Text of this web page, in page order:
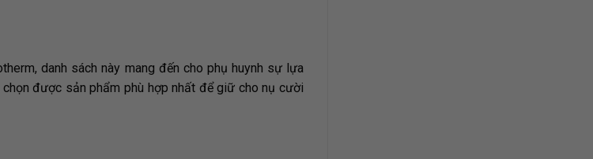
danh sách này mang đến cho phụ huynh sự lựa
được sản phẩm phù hợp nhất để giữ cho nụ cười